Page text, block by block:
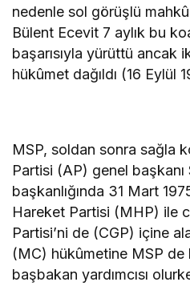
nedenle sol görüşlü
Bülent Ecevit 7 aylık bu
başarısıyla yürüttü ancak
hükûmet dağıldı (16 Eylül
MSP, soldan sonra sağla
Partisi (AP) genel
başkanlığında 31 Mart
Hareket Partisi (MHP) ile
Partisi’ni de (CGP) içine
(MC) hükûmetine MSP de
başbakan yardımcısı